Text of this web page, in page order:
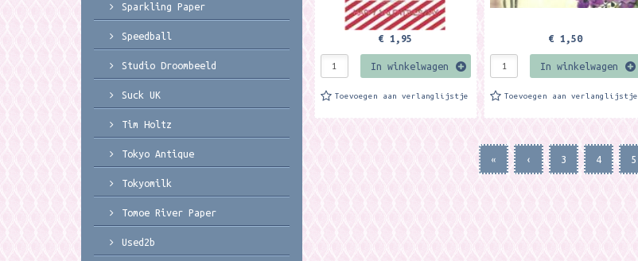
€ 1,95
In winkelwagen
Toevoegen aan verlanglijstje
€ 1,50
In winkelwagen
Toevoegen aan verlanglijstje
« ‹ 3 4 5
Sparkling Paper
Speedball
Studio Droombeeld
Suck UK
Tim Holtz
Tokyo Antique
Tokyomilk
Tomoe River Paper
Used2b